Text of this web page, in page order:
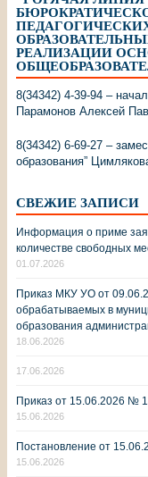
РЕАЛИЗАЦИИ
8(34342) 4-39-94 –
Парамонов Алексей
8(34342) 6-69-27 –
образования”
СВЕЖИЕ ЗАПИСИ
Информация о приме
количестве свободных
01.07.2026
Приказ МКУ УО от
обрабатываемых в
образования
18.06.2026
17.06.2026
Приказ от 15.06.2026 №
15.06.2026
Постановление от
15.06.2026